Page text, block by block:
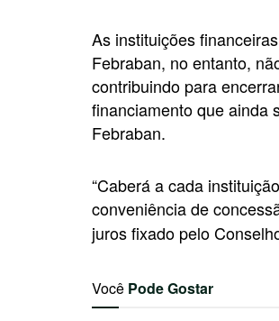
As instituições
Febraban, no entanto,
contribuindo para
financiamento que ainda
Febraban.
“Caberá a cada
conveniência de
juros fixado pelo
Você Pode Gostar